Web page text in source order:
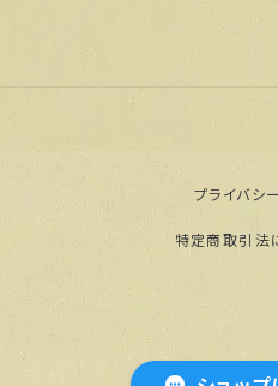
プライバシ
特定商取引法
© 【公式通販】門脇屋本